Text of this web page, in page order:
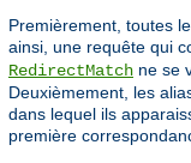
Premièrement, toutes
ainsi, une requête qui
RedirectMatch ne se
Deuxièmement, les
dans lequel ils
première